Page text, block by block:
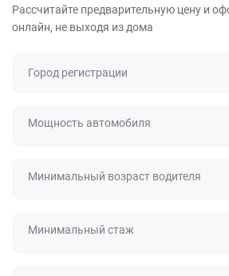
Рассчитайте предварительную цену и
онлайн, не выходя из дома
Город регистрации
Мощность автомобиля
Минимальный возраст водителя
Минимальный стаж